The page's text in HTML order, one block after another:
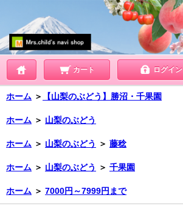
カート ログイン
ホーム ＞ 【山梨のぶどう】勝沼・千果園
ホーム ＞ 山梨のぶどう
ホーム ＞ 山梨のぶどう ＞ 藤稔
ホーム ＞ 山梨のぶどう ＞ 千果園
ホーム ＞ 7000円～7999円まで